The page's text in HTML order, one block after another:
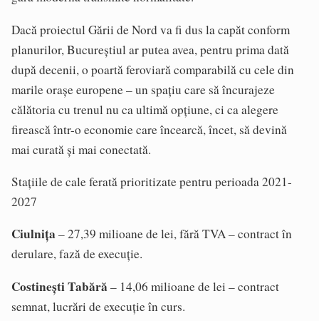
Dacă proiectul Gării de Nord va fi dus la capăt conform
planurilor, Bucureștiul ar putea avea, pentru prima dată
după decenii, o poartă feroviară comparabilă cu cele din
marile orașe europene – un spațiu care să încurajeze
călătoria cu trenul nu ca ultimă opțiune, ci ca alegere
firească într-o economie care încearcă, încet, să devină
mai curată și mai conectată.
Stațiile de cale ferată prioritizate pentru perioada 2021-
2027
Ciulnița – 27,39 milioane de lei, fără TVA – contract în
derulare, fază de execuție.
Costinești Tabără – 14,06 milioane de lei – contract
semnat, lucrări de execuție în curs.